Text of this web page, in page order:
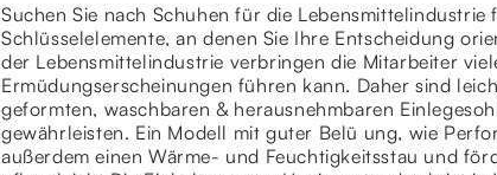
Suchen Sie nach Schuhen für die
Schlüsselelemente, an denen Sie Ihre Entscheidung
der Lebensmittelindustrie verbringen die Mitarbeiter
Ermüdungserscheinungen führen kann. Daher sind
geformten, waschbaren & herausnehmbaren
gewährleisten. Ein Modell mit guter Belü ung, wie
außerdem einen Wärme- und Feuchtigkeitsstau und